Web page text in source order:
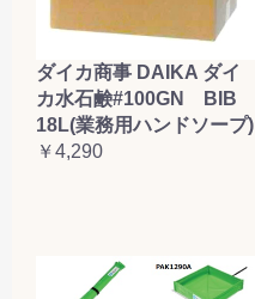
ダイカ商事 DAIKA ダイ
カ水石鹸#100GN BIB
18L(業務用ハンドソープ)
￥4,290